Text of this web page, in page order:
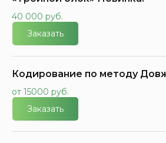
40 000 руб.
Заказать
Кодирование по методу
от 15000 руб.
Заказать